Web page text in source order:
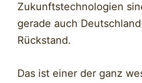
Zukunftstechnologien
gerade auch
Rückstand.
Das ist einer der ganz